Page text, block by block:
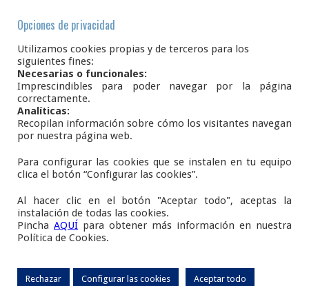
Plaza del Ayuntamiento, S/N.
42108AÑAVIEJA Soria
E.infoanavieja@gmail.com
www.añavieja.es
Copyright M. I. Ayuntamiento de Añavieja.AVISO LEGAL-
POLÍTICA DE PRIVACIDAD-POLÍTICA DE COOKIES
Opciones de privacidad
Utilizamos cookies propias y de terceros para los
siguientes fines:
Necesarias o funcionales:
Imprescindibles para poder navegar por la página
correctamente.
Analíticas:
Recopilan información sobre cómo los visitantes navegan
por nuestra página web.
Para configurar las cookies que se instalen en tu equipo
clica el botón “Configurar las cookies”.
Al hacer clic en el botón "Aceptar todo", aceptas la
instalación de todas las cookies.
Pincha AQUÍ para obtener más información en nuestra
Política de Cookies.
Rechazar Configurar las cookies Aceptar todo